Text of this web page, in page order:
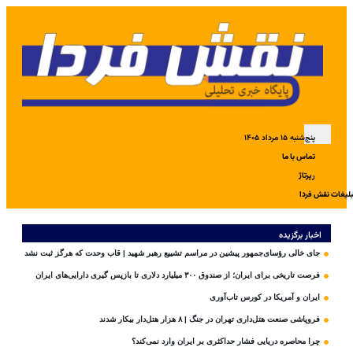
پنج‌شنبه ۱۵ مرداد ۱۴۰۵
تماس با ما
رپرتاژ
نقش فردا
اخبار برگزیده
جای خالی رؤسای‌جمهور پیشین در مراسم تشییع رهبر شهید | قاب وحدت که هرگز ثبت نشد
فرصت تاریخی برای ایران؛ از صندوق ۳۰۰ میلیارد دلاری تا بازپس گیری دارایی‌های ایران
ایران و آمریکا در کورس تاب‌آوری
فروپاشی صنعت هتل‌داری تهران در جنگ | ۸ هزار هتل‌دار بیکار شدند
چرا محاصره دریایی فشار حداکثری بر ایران وارد نمی‌کند؟